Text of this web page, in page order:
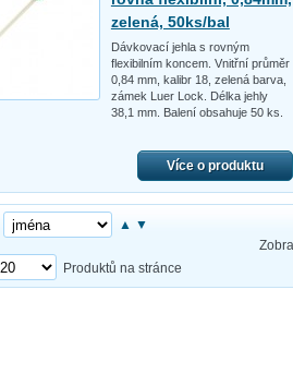
zelená, 50ks/bal
Dávkovací jehla s rovným
flexibilním koncem. Vnitřní průměr
0,84 mm, kalibr 18, zelená barva,
zámek Luer Lock. Délka jehly
38,1 mm. Balení obsahuje 50 ks.
Více o produktu
▲ ▼
Produktů na stránce